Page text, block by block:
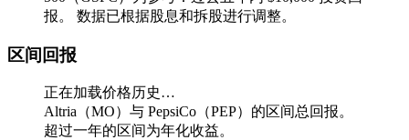
报。
数据已根据股息和拆股进行调整。
区间回报
正在加载价格历史…
Altria（MO）与 PepsiCo（PEP）的区间总回报。
超过一年的区间为年化收益。